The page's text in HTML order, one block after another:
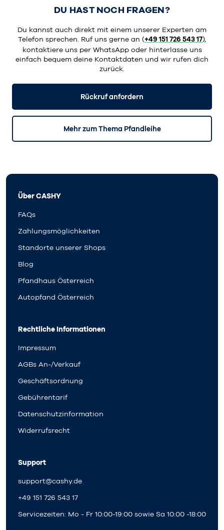
DU HAST NOCH FRAGEN?
Du kannst auch direkt mit einem unserer Experten am
Telefon sprechen. Ruf uns gerne an (+49 151 726 543 17),
kontaktiere uns per WhatsApp oder hinterlasse uns
einfach bequem deine Kontaktdaten und wir rufen dich
zurück.
Rückruf anfordern
Mehr zum Thema Pfandleihe
Über CASHY
FAQs
Zahlungsmöglichkeiten
Standorte unserer Shops
Blog
Pfandhaus Österreich
Autopfand Österreich
Rechtliche Informationen
Impressum
AGBs An-/Verkauf
Geschäftsordnung
Gebührentarif
Datenschutzinformation
Widerrufsrecht
Support
support@cashy.de
+49 151 726 543 17
Servicezeiten: Mo - Fr 10:00-19:00 sowie Sa 10:00 -18:00